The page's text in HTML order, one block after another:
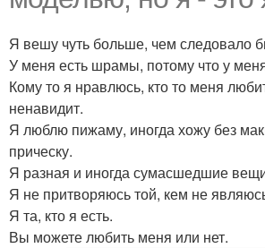
Я вешу чуть больше, чем следовало
У меня есть шрамы, потому что у
Кому то я нравлюсь, кто то меня
ненавидит.
Я люблю пижаму, иногда хожу без
прическу.
Я разная и иногда сумасшедшие
Я не притворяюсь той, кем не
Я та, кто я есть.
Вы можете любить меня или нет.